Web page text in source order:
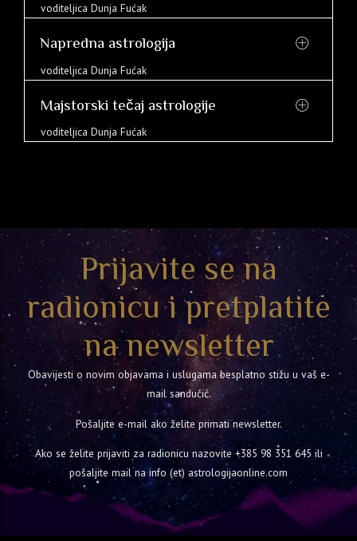
voditeljica Dunja Fućak
Napredna astrologija
voditeljica Dunja Fućak
Majstorski tečaj astrologije
voditeljica Dunja Fućak
Prijavite se na
radionicu i pretplatite
na newsletter
Obavijesti o novim objavama i uslugama besplatno stižu u vaš e-
mail sandučić.
Pošaljite e-mail ako želite primati newsletter.
Ako se želite prijaviti za radionicu nazovite +385 98 351 645 ili
pošaljite mail na info (et) astrologijaonline.com